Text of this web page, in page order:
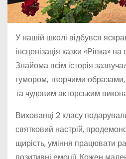
У нашій школі відбувся
інсценізація казки «Ріпка»
Знайома всім історія
гумором, творчими
та чудовим акторським
Вихованці 2 класу
святковий настрій,
щирість, уміння працювати